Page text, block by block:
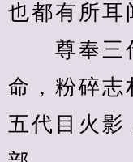
也都有所耳
尊奉三代
命，粉碎志
五代目火影